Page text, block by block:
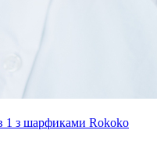
1 з шарфиками Rokoko